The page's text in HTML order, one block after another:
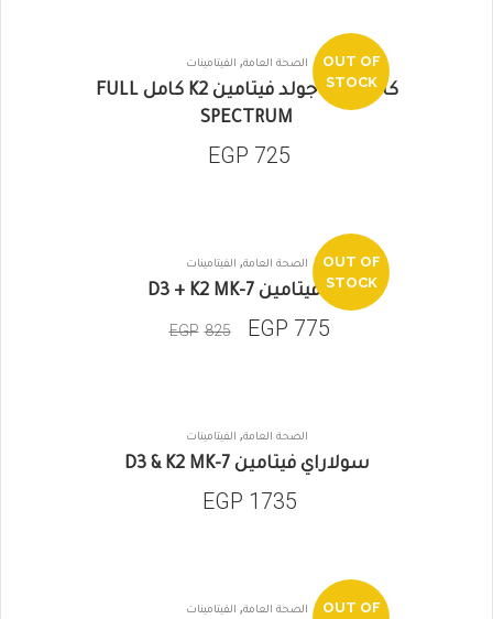
OUT OF
STOCK
الصحة العامة, الفيتامينات
كاليفورنيا جولد فيتامين K2 كامل FULL
SPECTRUM
EGP 725
SALE
OUT OF
STOCK
الصحة العامة, الفيتامينات
زاو فيتامين D3 + K2 MK-7
EGP 825 EGP 775
الصحة العامة, الفيتامينات
سولاراي فيتامين D3 & K2 MK-7
EGP 1735
OUT OF
الصحة العامة, الفيتامينات